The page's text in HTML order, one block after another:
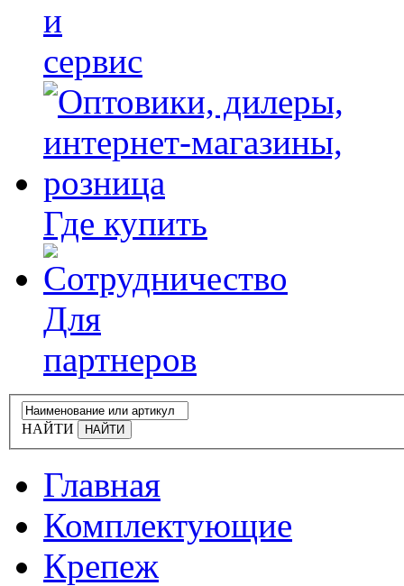
и
сервис
Где купить
Для
партнеров
НАЙТИ
Главная
Комплектующие
Крепеж